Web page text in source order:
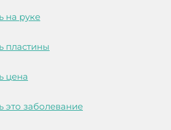
на руке
пластины
цена
это заболевание